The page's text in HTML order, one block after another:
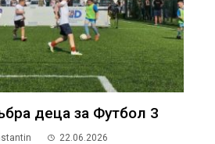
деца за Футбол 3
22.06.2026